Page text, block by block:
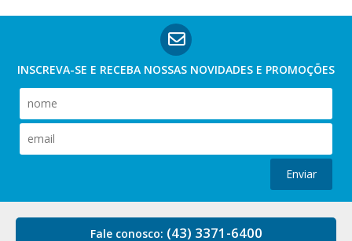
INSCREVA-SE E RECEBA NOSSAS NOVIDADES E PROMOÇÕES
Enviar
Fale conosco: (43) 3371-6400